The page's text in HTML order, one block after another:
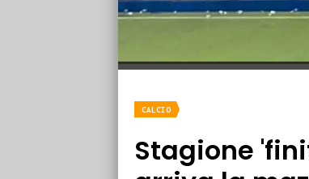
CALCIO
Stagione